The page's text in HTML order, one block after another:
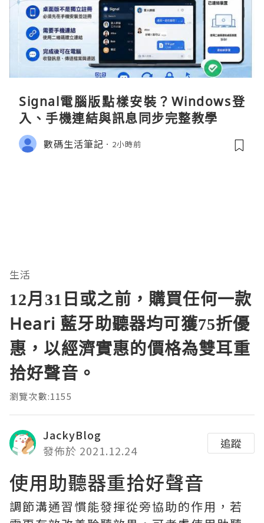
Signal電腦版點樣安裝？Windows登
入、手機連結與訊息同步完整教學
數碼生活筆記 2小時前
生活
12月31日或之前，購買任何一款
Heari 藍牙助聽器均可獲75折優
惠，以經濟實惠的價格為雙耳重
拾好聲音。
瀏覽次數:1155
JackyBlog
發佈於 2021.12.24
追蹤
使用助聽器重拾好聲音
調節溝通習慣能發揮從旁協助的作用，若